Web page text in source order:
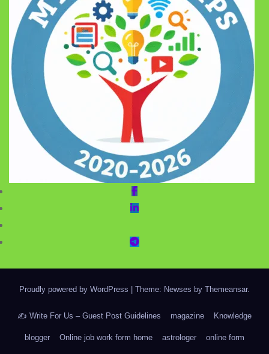
Proudly powered by WordPress | Theme: Newses by Themeansar.
✍️ Write For Us – Guest Post Guidelines magazine Knowledge
blogger Online job work form home astrologer online form